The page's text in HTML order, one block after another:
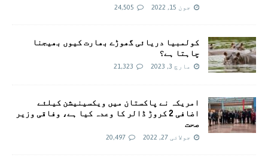
جون 15, 2022 24,505
کولمبیا دریائی گھوڑے بھارت کیوں بھیجنا
چاہتا ہے؟
مارچ 3, 2023 21,323
امريکہ نے پاکستان میں ویکسینیشن کیلئے
اضافی 2 کروڑ ڈالر کا وعدہ کیا ہے، وفاقی وزیر
صحت
جولائی 27, 2022 20,497